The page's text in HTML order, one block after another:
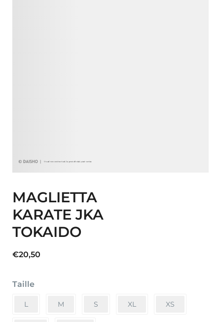
MAGLIETTA
KARATE JKA
TOKAIDO
€20,50
Taille
L M S XL XS